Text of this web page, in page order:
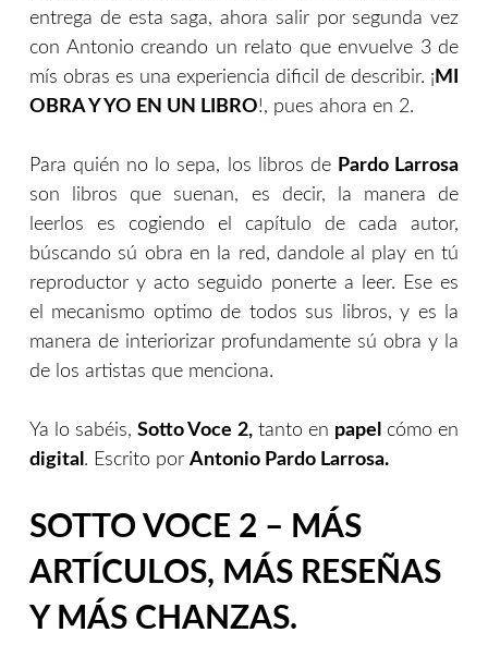
entrega de esta saga, ahora salir por segunda vez
con Antonio creando un relato que envuelve 3 de
mís obras es una experiencia dificil de describir. ¡ MI
OBRA Y YO EN UN LIBRO!, pues ahora en 2.
Para quién no lo sepa, los libros de Pardo Larrosa
son libros que suenan, es decir, la manera de
leerlos es cogiendo el capítulo de cada autor,
búscando sú obra en la red, dandole al play en tú
reproductor y acto seguido ponerte a leer. Ese es
el mecanismo optimo de todos sus libros, y es la
manera de interiorizar profundamente sú obra y la
de los artistas que menciona.
Ya lo sabéis,Sotto Voce 2,tanto en papel
cómo en
digital . Escrito por Antonio Pardo Larrosa.
SOTTO VOCE 2 – MÁS
ARTÍCULOS, MÁS RESEÑAS
Y MÁS CHANZAS.